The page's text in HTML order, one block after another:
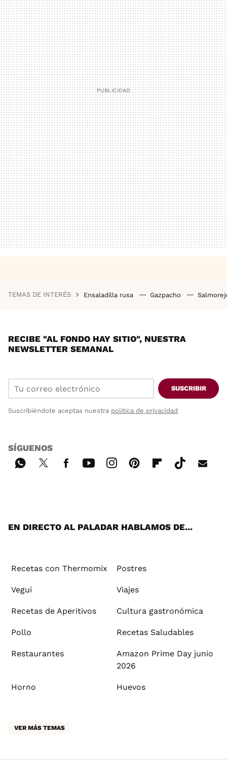
TEMAS DE INTERÉS Ensaladilla rusa Gazpacho
RECIBE "AL FONDO HAY SITIO", NUESTRA
NEWSLETTER SEMANAL
SUSCRIBIR
Suscribiéndote aceptas nuestra política de privacidad
SÍGUENOS
EN DIRECTO AL PALADAR HABLAMOS DE...
Recetas con Thermomix Postres
Vegui Viajes
Recetas de Aperitivos Cultura gastronómica
Pollo Recetas Saludables
Restaurantes
Amazon Prime Day junio
2026
Horno Huevos
VER MÁS TEMAS